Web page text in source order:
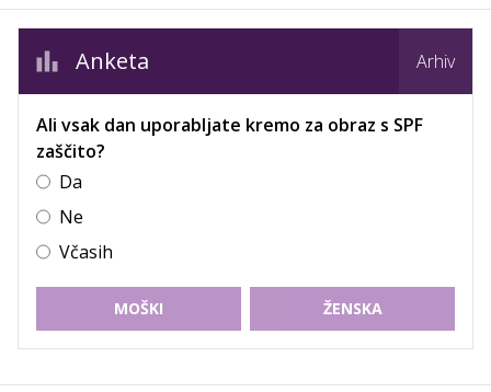
Anketa Arhiv
Ali vsak dan uporabljate kremo za obraz s SPF
zaščito?
Da
Ne
Včasih
MOŠKI ŽENSKA